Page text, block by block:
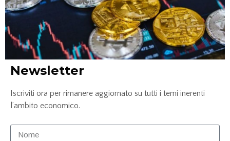
per la digitalizzazione dei mutui ipotecari
28 Febbraio 2024
LEGGI TUTTO »
Newsletter
Iscriviti ora per rimanere aggiornato su tutti i temi inerenti
l’ambito economico.